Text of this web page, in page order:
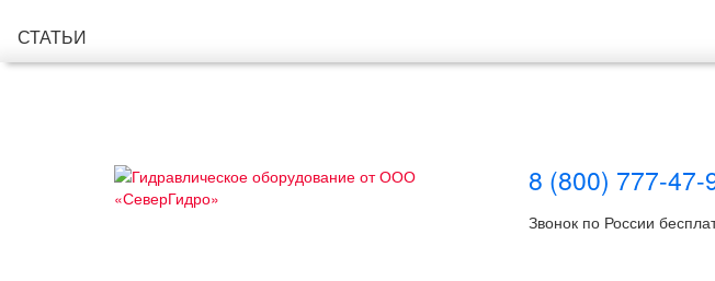
СТАТЬИ
8 (800) 777-47-
Звонок по России